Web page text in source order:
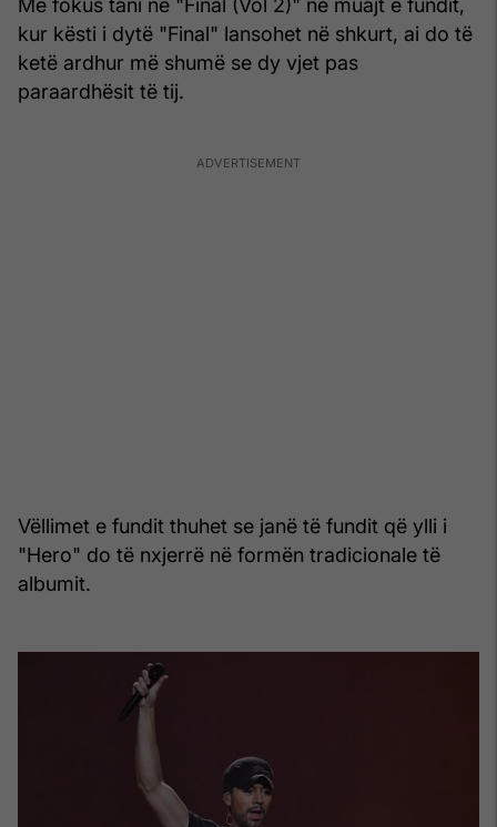
kur kësti i dytë "Final" lansohet në shkurt, ai do të
ketë ardhur më shumë se dy vjet pas
paraardhësit të tij.
Vëllimet e fundit thuhet se janë të fundit që ylli i
"Hero" do të nxjerrë në formën tradicionale të
albumit.